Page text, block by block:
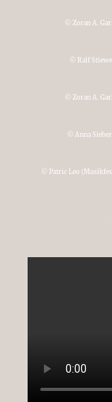
© Zoran A.
© Ralf
© Zoran A.
© Anna
© Patric Leo